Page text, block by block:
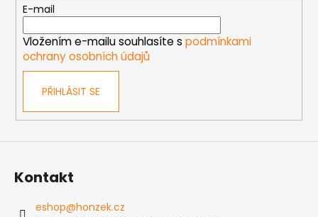
E-mail
Vložením e-mailu souhlasíte s podmínkami
ochrany osobních údajů
PŘIHLÁSIT SE
Kontakt
eshop@honzek.cz